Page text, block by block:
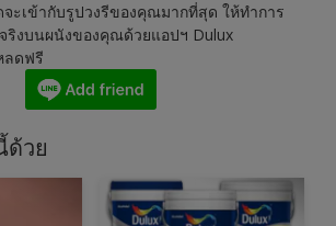
ะเข้ากับรูปวงรีของคุณมากที่สุด ให้ทำการ
ริงบนผนังของคุณด้วยแอปฯ Dulux
ลดฟรี
วย